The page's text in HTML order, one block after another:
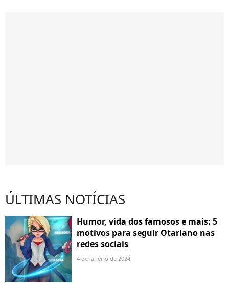
ÚLTIMAS NOTÍCIAS
Humor, vida dos famosos e mais: 5
motivos para seguir Otariano nas
redes sociais
4 de janeiro de 2024